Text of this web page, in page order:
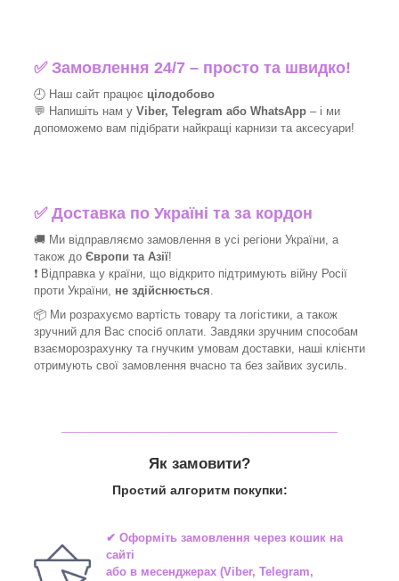
✅Замовлення 24/7 – просто та швидко!
🕘 Наш сайт працює цілодобово
💬 Напишіть нам у Viber, Telegram або WhatsApp – і ми
допоможемо вам підібрати найкращі карнизи та аксесуари!
✅Доставка по Україні та за кордон
🚚 Ми відправляємо замовлення в усі регіони України, а
також до Європи та Азії!
❗ Відправка у країни, що відкрито підтримують війну Росії
проти України, не здійснюється
📦 Ми розрахуємо вартість товару та логістики, а також
зручний для Вас спосіб оплати. Завдяки зручним способам
взаєморозрахунку та гнучким умовам доставки, наші клієнти
отримують свої замовлення вчасно та без зайвих зусиль.
Як замовити?
Простий алгоритм покупки:
✔ Оформіть замовлення через кошик на
сайті
або в месенджерах(Viber, Telegram,